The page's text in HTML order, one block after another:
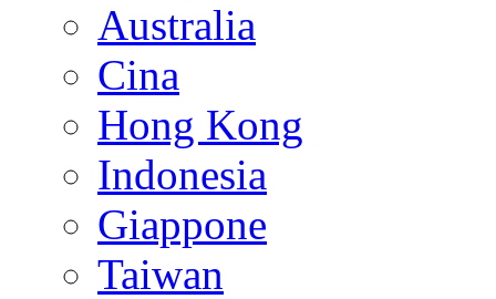
Australia
Cina
Hong Kong
Indonesia
Giappone
Taiwan